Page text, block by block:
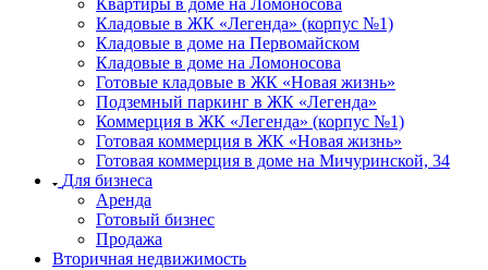
Квартиры в доме на Ломоносова
Кладовые в ЖК «Легенда» (корпус №1)
Кладовые в доме на Первомайском
Кладовые в доме на Ломоносова
Готовые кладовые в ЖК «Новая жизнь»
Подземный паркинг в ЖК «Легенда»
Коммерция в ЖК «Легенда» (корпус №1)
Готовая коммерция в ЖК «Новая жизнь»
Готовая коммерция в доме на Мичуринской, 34
Для бизнеса
Аренда
Готовый бизнес
Продажа
Вторичная недвижимость